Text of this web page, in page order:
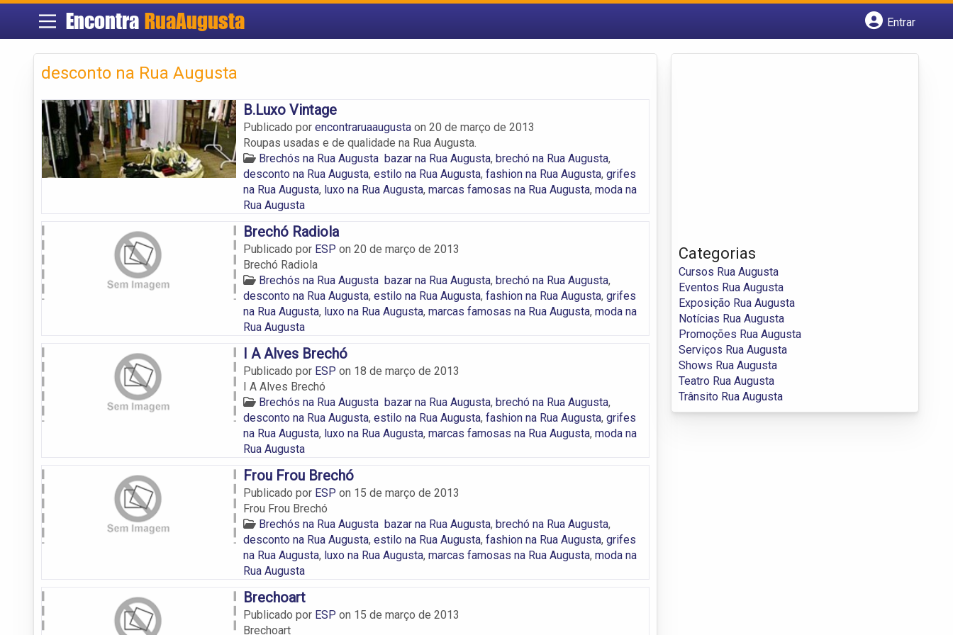
EncontraRuaAugusta
Entrar
desconto na Rua Augusta
B.Luxo Vintage
Publicado por encontraruaaugusta on 20 de março de 2013
Roupas usadas e de qualidade na Rua Augusta.
Brechós na Rua Augusta bazar na Rua Augusta, brechó na Rua Augusta,
desconto na Rua Augusta, estilo na Rua Augusta, fashion na Rua Augusta, grifes
na Rua Augusta, luxo na Rua Augusta, marcas famosas na Rua Augusta, moda na
Rua Augusta
Brechó Radiola
Publicado por ESP on 20 de março de 2013
Brechó Radiola
Brechós na Rua Augusta bazar na Rua Augusta, brechó na Rua Augusta,
desconto na Rua Augusta, estilo na Rua Augusta, fashion na Rua Augusta, grifes
na Rua Augusta, luxo na Rua Augusta, marcas famosas na Rua Augusta, moda na
Rua Augusta
I A Alves Brechó
Publicado por ESP on 18 de março de 2013
I A Alves Brechó
Brechós na Rua Augusta bazar na Rua Augusta, brechó na Rua Augusta,
desconto na Rua Augusta, estilo na Rua Augusta, fashion na Rua Augusta, grifes
na Rua Augusta, luxo na Rua Augusta, marcas famosas na Rua Augusta, moda na
Rua Augusta
Frou Frou Brechó
Publicado por ESP on 15 de março de 2013
Frou Frou Brechó
Brechós na Rua Augusta bazar na Rua Augusta, brechó na Rua Augusta,
desconto na Rua Augusta, estilo na Rua Augusta, fashion na Rua Augusta, grifes
na Rua Augusta, luxo na Rua Augusta, marcas famosas na Rua Augusta, moda na
Rua Augusta
Brechoart
Publicado por ESP on 15 de março de 2013
Brechoart
Categorias
Cursos Rua Augusta
Eventos Rua Augusta
Exposição Rua Augusta
Notícias Rua Augusta
Promoções Rua Augusta
Serviços Rua Augusta
Shows Rua Augusta
Teatro Rua Augusta
Trânsito Rua Augusta